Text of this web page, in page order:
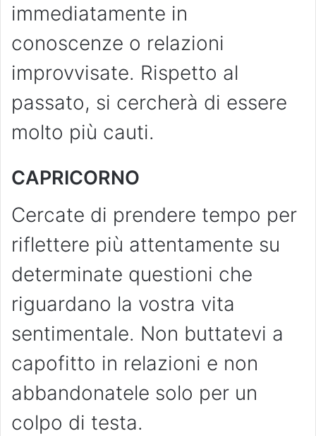
immediatamente in
conoscenze o relazioni
improvvisate. Rispetto al
passato, si cercherà di essere
molto più cauti.
CAPRICORNO
Cercate di prendere tempo per
riflettere più attentamente su
determinate questioni che
riguardano la vostra vita
sentimentale. Non buttatevi a
capofitto in relazioni e non
abbandonatele solo per un
colpo di testa.